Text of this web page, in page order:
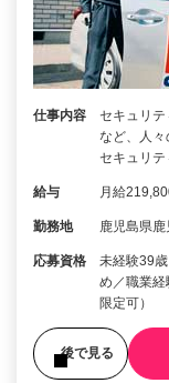
仕事内容
セキュリ
など、人
セキュリ
給与 月給
勤務地 鹿児島県
応募資格
未経験39
め／職業
限定可）
後で見る